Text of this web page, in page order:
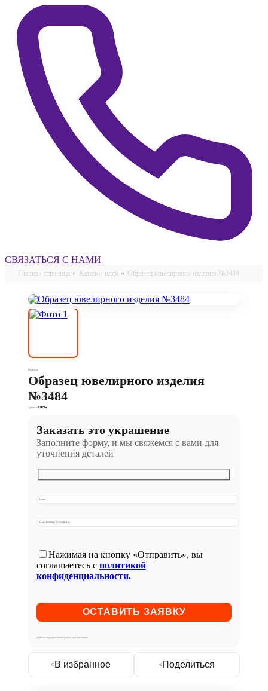
СВЯЗАТЬСЯ С НАМИ
Главная страница » Каталог идей » Образец ювелирного изделия №3484
Подвески
Образец ювелирного изделия
№3484
Артикул: 540195п
Заказать это украшение
Заполните форму, и мы свяжемся с вами для
уточнения деталей
Нажимая на кнопку «Отправить», вы
соглашаетесь с политикой
конфиденциальности.
Мы не передаём ваши данные третьим лицам
В избранное Поделиться